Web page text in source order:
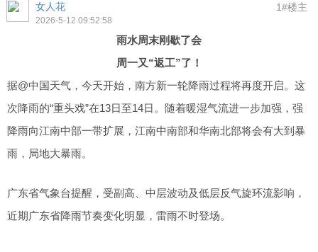
女人花
2026-5-12 09:52:58
1#楼主
雨水周末刚歇了会
周一又“返工”了！
据@中国天气，今天开始，南方新一轮降雨过程将再度开启。这
次降雨的“重头戏”在13日至14日。随着暖湿气流进一步加强，强
降雨向江南中部一带扩展，江南中南部和华南北部将会有大到暴
雨，局地大暴雨。
广东省气象台提醒，受副高、中层波动及低层反气旋环流影响，
近期广东省降雨节奏变化明显，雷雨不时登场。